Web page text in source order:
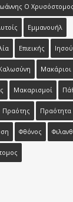
Ο Χρυσόστομος
Εμμανουήλ
Επιεικής
Μακάριοι
Μακαρισμοί
Πραότης Πραότητα
Φθόνος